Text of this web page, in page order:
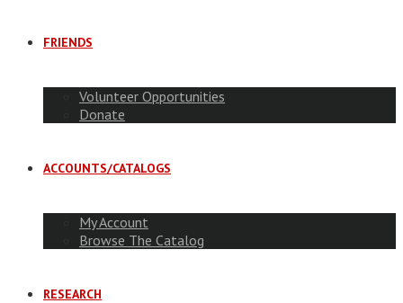
FRIENDS
Volunteer Opportunities
Donate
ACCOUNTS/CATALOGS
My Account
Browse The Catalog
RESEARCH